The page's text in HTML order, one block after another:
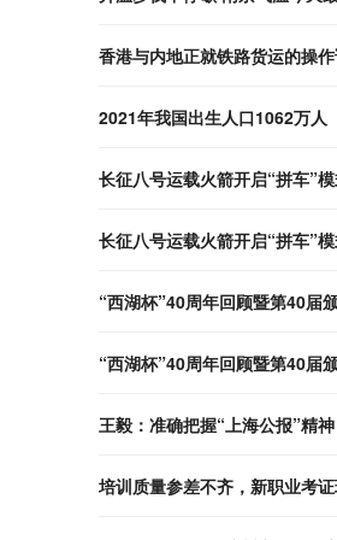
香港与内地正就铁路货运的操
2021年我国出生人口1062万人
长征八号运载火箭开启“拼车”
长征八号运载火箭开启“拼车”
“西湖杯”40周年回顾暨第40届
“西湖杯”40周年回顾暨第40届
王毅：准确把握“上海公报”精神
培训质量参差不齐，新职业考